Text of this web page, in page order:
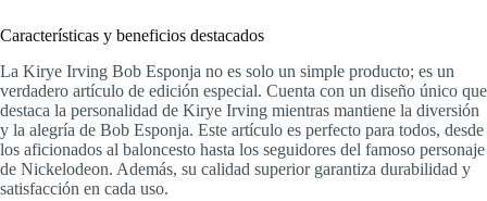
Características y beneficios destacados
La Kirye Irving Bob Esponja no es solo un simple producto; es un
verdadero artículo de edición especial. Cuenta con un diseño único que
destaca la personalidad de Kirye Irving mientras mantiene la diversión
y la alegría de Bob Esponja. Este artículo es perfecto para todos, desde
los aficionados al baloncesto hasta los seguidores del famoso personaje
de Nickelodeon. Además, su calidad superior garantiza durabilidad y
satisfacción en cada uso.